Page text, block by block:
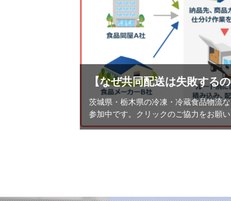
【なぜ共同配送は失敗する
茨城県・栃木県の冷凍・冷蔵食品物流
参加中です。クリックのご協力をお願